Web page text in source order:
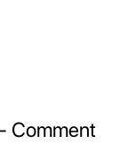
Comment